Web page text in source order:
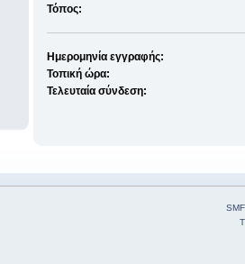
Τόπος:
Ημερομηνία εγγραφής:
Τοπική ώρα:
Τελευταία σύνδεση: